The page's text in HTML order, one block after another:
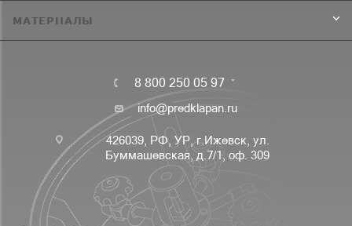
МАТЕРИАЛЫ
8 800 250 05 97
info@predklapan.ru
426039, РФ, УР, г.Ижевск, ул.
Буммашевская, д.7/1, оф. 309